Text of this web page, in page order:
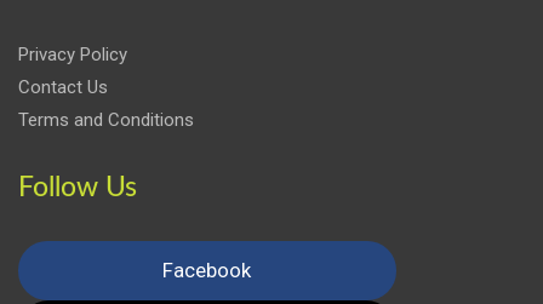
Privacy Policy
Contact Us
Terms and Conditions
Follow Us
Facebook